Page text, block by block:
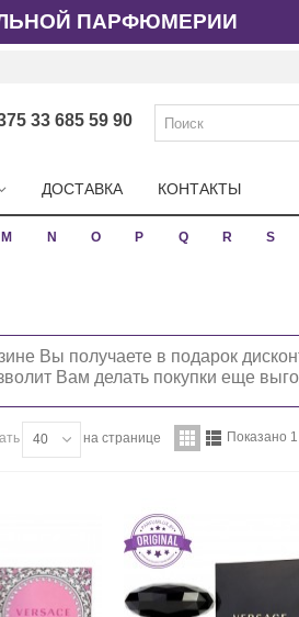
ПАРФЮМЕРИИ
33 685 59 90
ДОСТАВКА КОНТАКТЫ
M N O P Q R S
Вы получаете в подарок
Вам делать покупки еще
40 на странице Показано